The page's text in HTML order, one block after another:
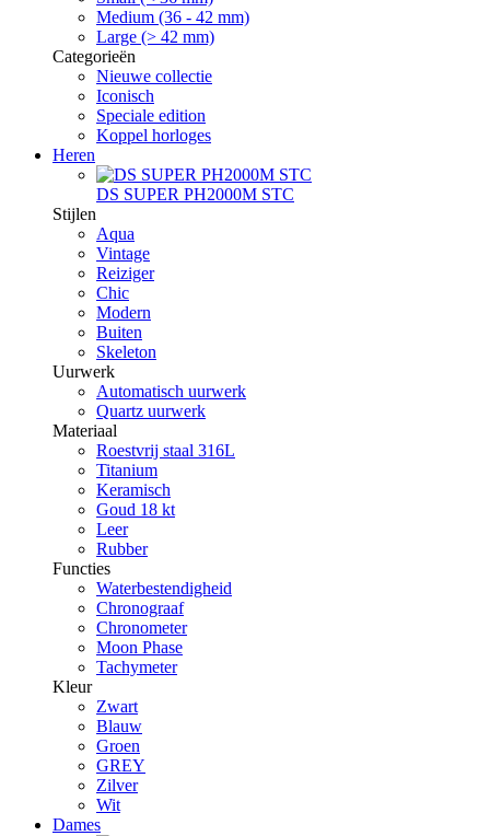
Medium (36 - 42 mm)
Large (> 42 mm)
Categorieën
Nieuwe collectie
Iconisch
Speciale edition
Koppel horloges
Heren
DS SUPER PH2000M STC
Stijlen
Aqua
Vintage
Reiziger
Chic
Modern
Buiten
Skeleton
Uurwerk
Automatisch uurwerk
Quartz uurwerk
Materiaal
Roestvrij staal 316L
Titanium
Keramisch
Goud 18 kt
Leer
Rubber
Functies
Waterbestendigheid
Chronograaf
Chronometer
Moon Phase
Tachymeter
Kleur
Zwart
Blauw
Groen
GREY
Zilver
Wit
Dames